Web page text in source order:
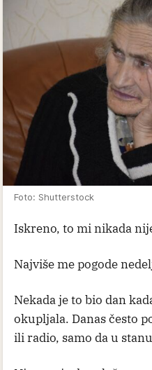
Foto: Shutterstock
Iskreno, to mi nikada
Najviše me pogode
Nekada je to bio dan
okupljala. Danas često
ili radio, samo da u